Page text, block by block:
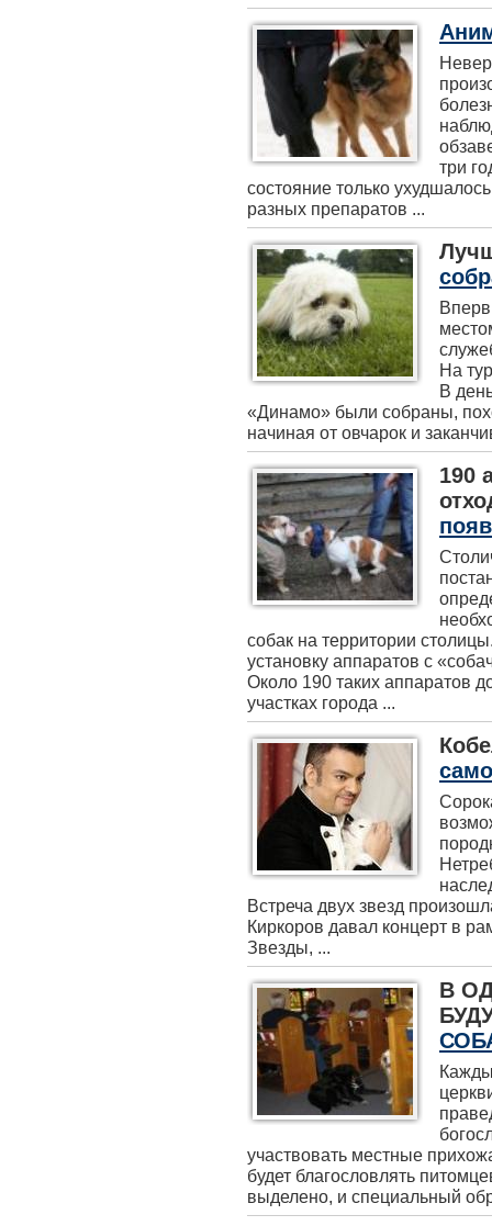
три
состояние только
разных препаратов ...
На
В
«Динамо» были собраны,
начиная от овчарок и
190
собак на территории
установку аппаратов с
Около 190 таких аппаратов
участках города ...
Встреча двух звезд
Киркоров давал концерт в
Звезды, ...
В
участвовать местные
будет благословлять
выделено, и специальный